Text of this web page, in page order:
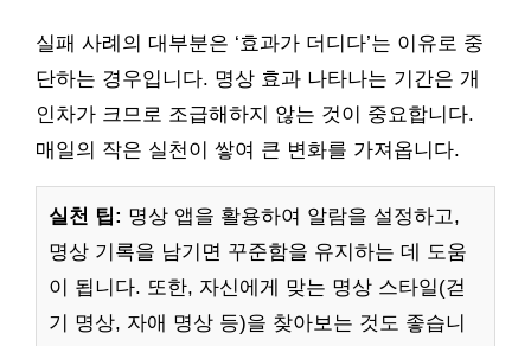
실패 사례의 대부분은 ‘효과가 더디다’는 이유로 중
단하는 경우입니다. 명상 효과 나타나는 기간은 개
인차가 크므로 조급해하지 않는 것이 중요합니다.
매일의 작은 실천이 쌓여 큰 변화를 가져옵니다.
실천 팁: 명상 앱을 활용하여 알람을 설정하고,
명상 기록을 남기면 꾸준함을 유지하는 데 도움
이 됩니다. 또한, 자신에게 맞는 명상 스타일(걷
기 명상, 자애 명상 등)을 찾아보는 것도 좋습니